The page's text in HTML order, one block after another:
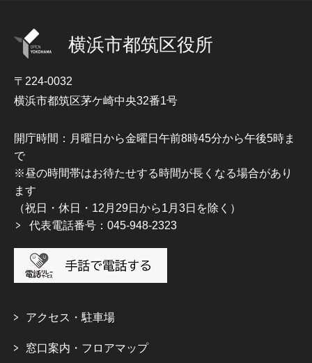
横浜市都筑区役所
〒224-0032
横浜市都筑区茅ケ崎中央32番1号
開庁時間：月曜日から金曜日午前8時45分から午後5時ま
で
※昼の時間帯はお待たせする時間が長くなる場合があり
ます
（祝日・休日・12月29日から1月3日を除く）
代表電話番号：045-948-2323
アクセス・駐車場
窓口案内・フロアマップ